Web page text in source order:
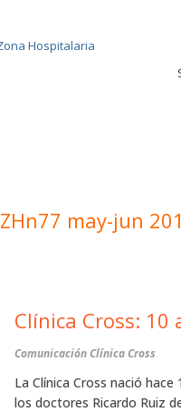
ZHn77 may-jun
Clínica Cross:
Comunicación Clínica Cross
La Clínica Cross nació
los doctores Ricardo Ruiz